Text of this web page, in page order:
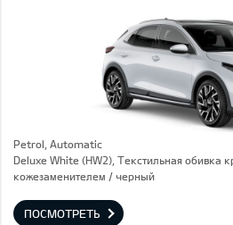
Petrol, Automatic
Deluxe White (HW2), Текстильная обивка
кожезаменителем / черный
ПОСМОТРЕТЬ